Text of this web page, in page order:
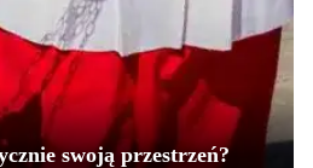
swoją przestrzeń?